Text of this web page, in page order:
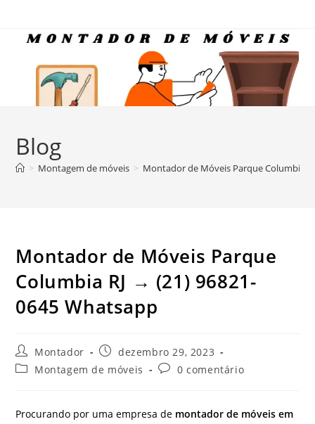
Blog
> Montagem de móveis > Montador de Móveis Parque Columbia
Montador de Móveis Parque
Columbia RJ → (21) 96821-
0645 Whatsapp
Autor
do
post:
Montador
Post
publicado:
dezembro 29, 2023
Categoria
Montagem de móveis
Comentários
0 comentário
Procurando por uma empresa de montador de móveis em